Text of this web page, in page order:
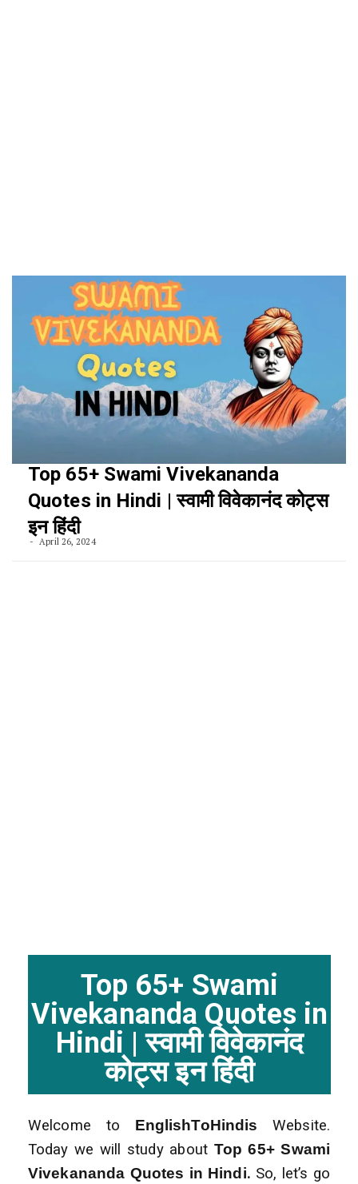
Top 65+ Swami Vivekananda
Quotes in Hindi | स्वामी विवेकानंद कोट्स
इन हिंदी
April 26, 2024
Top 65+ Swami
Vivekananda Quotes in
Hindi | स्वामी विवेकानंद
कोट्स इन हिंदी
Welcome to EnglishToHindis Website.
Today we will study about Top 65+ Swami
Vivekananda Quotes in Hindi. So, let’s go